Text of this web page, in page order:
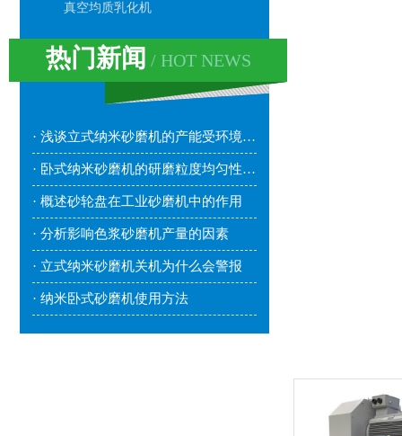
真空均质乳化机
热门新闻 / HOT NEWS
· 浅谈立式纳米砂磨机的产能受环境因素影响吗？
· 卧式纳米砂磨机的研磨粒度均匀性较好
· 概述砂轮盘在工业砂磨机中的作用
· 分析影响色浆砂磨机产量的因素
· 立式纳米砂磨机关机为什么会警报
· 纳米卧式砂磨机使用方法